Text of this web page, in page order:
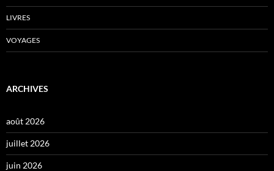
LIVRES
VOYAGES
ARCHIVES
août 2026
juillet 2026
juin 2026